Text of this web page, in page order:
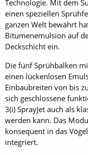
Technologie. Mit dem
einen speziellen
ganzen Welt bewährt
Bitumenemulsion auf
Deckschicht ein.
Die fünf Sprühbalken
einen lückenlosen
Einbaubreiten von bis
sich geschlossene
3(i) SprayJet auch als
werden kann. Das
konsequent in das
integriert.